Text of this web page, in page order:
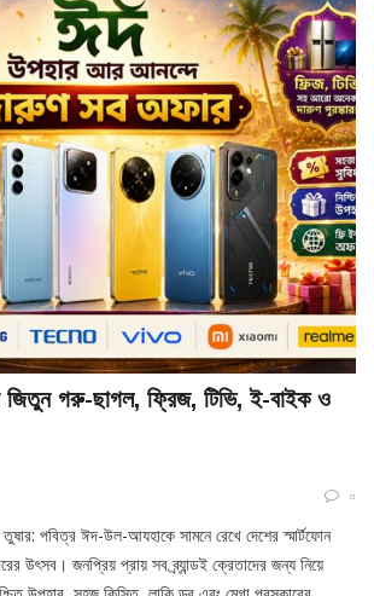
জিতুন গরু-ছাগল, ফ্রিজ, টিভি, ই-বাইক ও
০
পবিত্র ঈদ-উল-আযহাকে সামনে রেখে দেশের স্মার্টফোন
উৎসব। জনপ্রিয় প্রায় সব ব্র্যান্ডই ক্রেতাদের জন্য নিয়ে